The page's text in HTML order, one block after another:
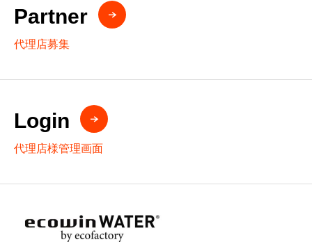
Partner
代理店募集
Login
代理店様管理画面